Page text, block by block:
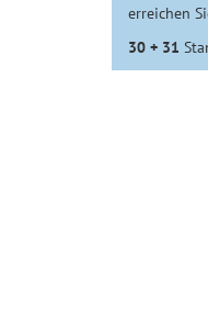
erreichen
30 + 31